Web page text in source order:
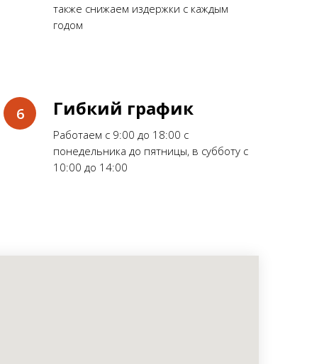
также снижаем издержки с каждым
годом
Гибкий график
Работаем с 9:00 до 18:00 с
понедельника до пятницы, в субботу с
10:00 до 14:00